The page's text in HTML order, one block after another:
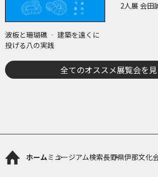
波板と珊瑚礁 ‐ 建築を遠くに
投げる八の実践
2人展 会田
全てのオススメ展覧会を
ホームミュージアム検索長野県伊那文化